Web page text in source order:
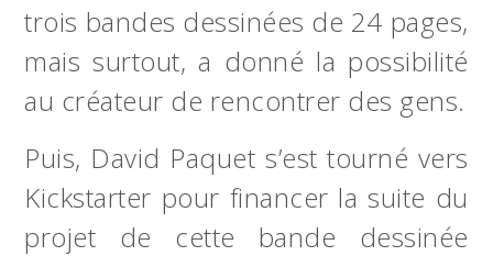
trois bandes dessinées de 24 pages,
mais surtout, a donné la possibilité
au créateur de rencontrer des gens.
Puis, David Paquet s’est tourné vers
Kickstarter pour financer la suite du
projet de cette bande dessinée